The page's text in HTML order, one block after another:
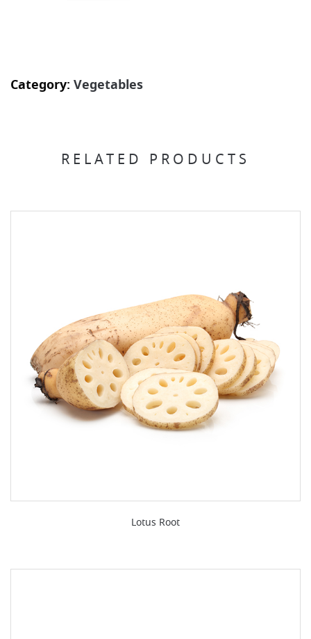
Category: Vegetables
RELATED PRODUCTS
Lotus Root